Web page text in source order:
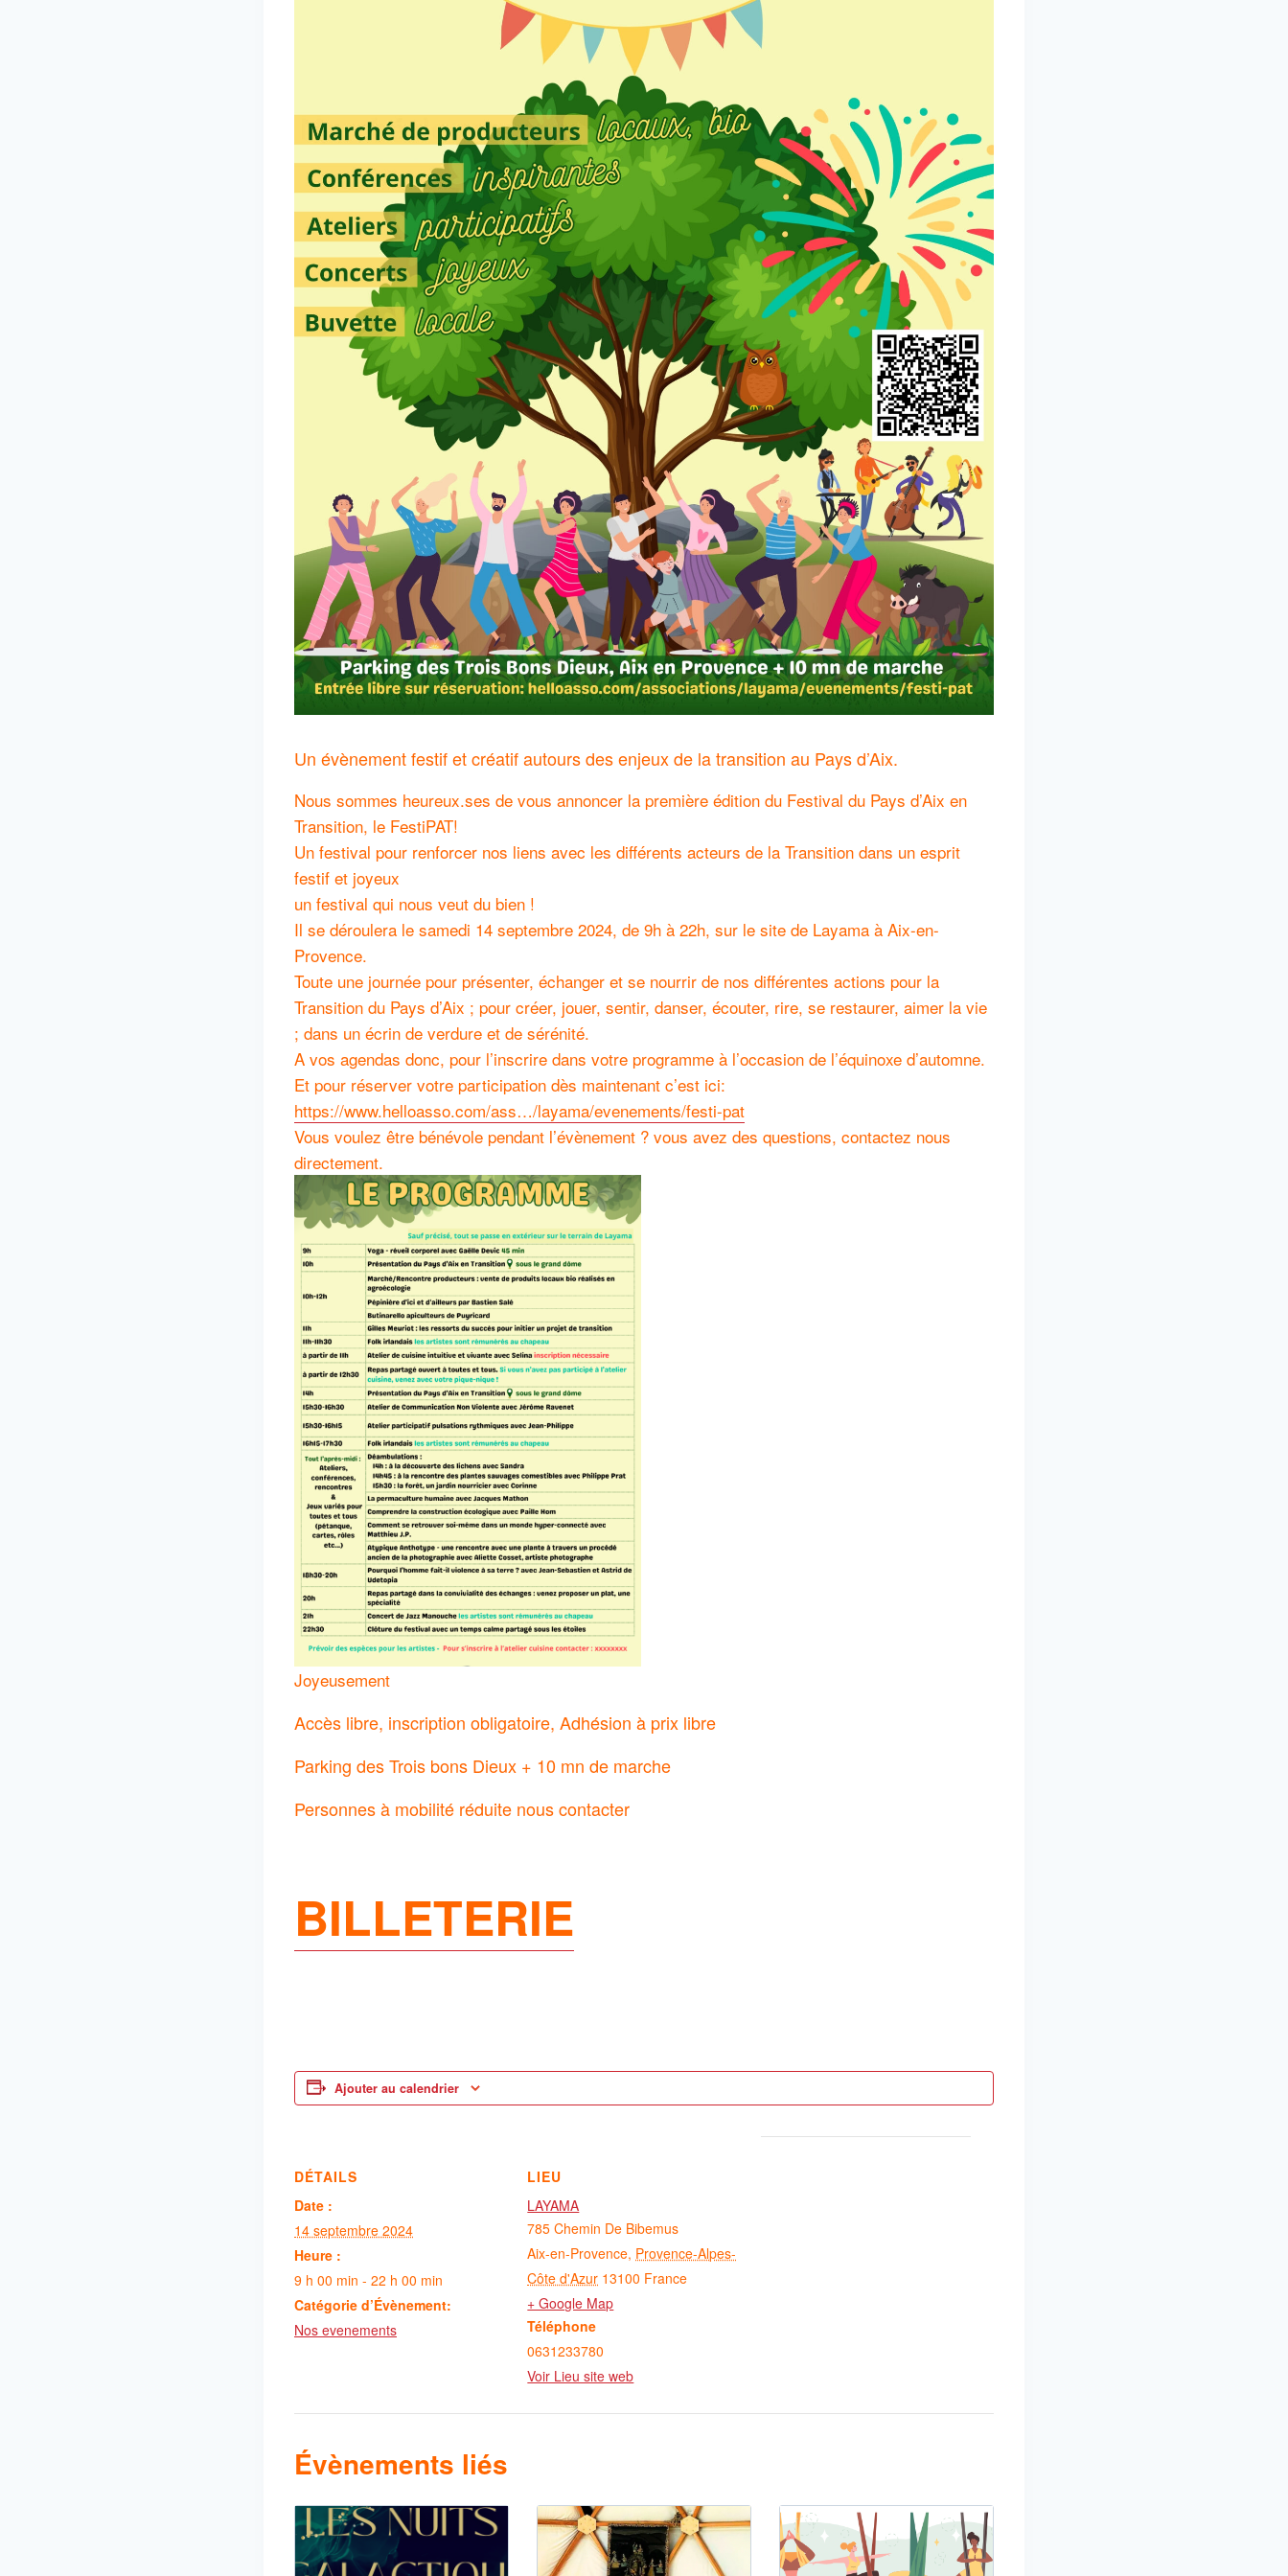
Un évènement festif et créatif autours des enjeux de la transition au Pays d’Aix.
Nous sommes heureux.ses de vous annoncer la première édition du Festival du Pays d’Aix en
Transition, le FestiPAT!
Un festival pour renforcer nos liens avec les différents acteurs de la Transition dans un esprit
festif et joyeux
un festival qui nous veut du bien !
Il se déroulera le samedi 14 septembre 2024, de 9h à 22h, sur le site de Layama à Aix-en-
Provence.
Toute une journée pour présenter, échanger et se nourrir de nos différentes actions pour la
Transition du Pays d’Aix ; pour créer, jouer, sentir, danser, écouter, rire, se restaurer, aimer la vie
; dans un écrin de verdure et de sérénité.
A vos agendas donc, pour l’inscrire dans votre programme à l’occasion de l’équinoxe d’automne.
Et pour réserver votre participation dès maintenant c’est ici:
https://www.helloasso.com/ass…/layama/evenements/festi-pat
Vous voulez être bénévole pendant l’évènement ? vous avez des questions, contactez nous
directement.
Joyeusement
Accès libre, inscription obligatoire, Adhésion à prix libre
Parking des Trois bons Dieux + 10 mn de marche
Personnes à mobilité réduite nous contacter
BILLETERIE
Ajouter au calendrier
DÉTAILS
Date :
14 septembre 2024
Heure :
9 h 00 min - 22 h 00 min
Catégorie d’Évènement:
Nos evenements
LIEU
LAYAMA
785 Chemin De Bibemus
Aix-en-Provence, Provence-Alpes-
Côte d'Azur 13100 France
+ Google Map
Téléphone
0631233780
Voir Lieu site web
Évènements liés